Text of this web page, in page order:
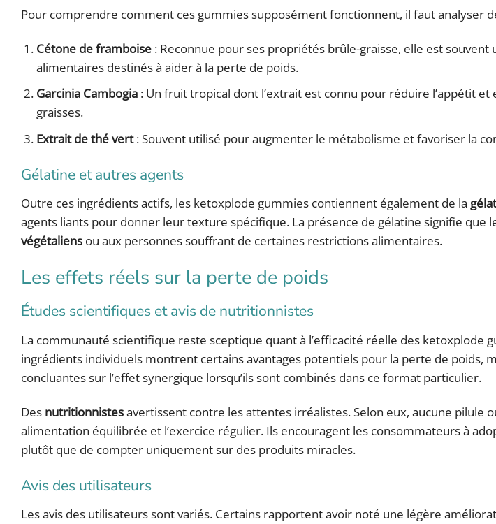
Pour comprendre comment ces gummies supposément fonctionnent, il faut analyser
Cétone de framboise : Reconnue pour ses propriétés brûle-graisse, elle est
alimentaires destinés à aider à la perte de poids.
Garcinia Cambogia : Un fruit tropical dont l’extrait est connu pour réduire l’appétit
graisses.
Extrait de thé vert: Souvent utilisé pour augmenter le métabolisme et favoriser la
Gélatine et autres agents
Outre ces ingrédients actifs, les ketoxplode gummies contiennent également de la
agents liants pour donner leur texture spécifique. La présence de gélatine signifie que
végétaliens ou aux personnes souffrant de certaines restrictions alimentaires.
Les effets réels sur la perte de poids
Études scientifiques et avis de nutritionnistes
La communauté scientifique reste sceptique quant à l’efficacité réelle des ketoxplode
ingrédients individuels montrent certains avantages potentiels pour la perte de poids,
concluantes sur l’effet synergique lorsqu’ils sont combinés dans ce format particulier.
Des nutritionnistesavertissent contre les attentes irréalistes. Selon eux, aucune pilule
alimentation équilibrée et l’exercice régulier. Ils encouragent les consommateurs à
plutôt que de compter uniquement sur des produits miracles.
Avis des utilisateurs
Les avis des utilisateurs sont variés. Certains rapportent avoir noté une légère